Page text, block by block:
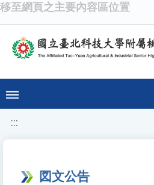
移至網頁之主要內容區位置
:::
図文公告